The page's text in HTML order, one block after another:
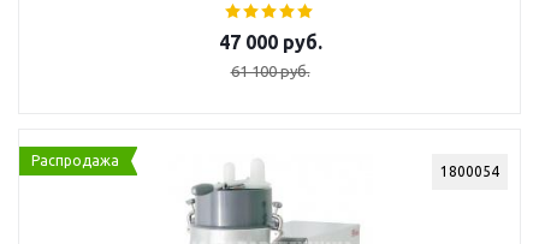
47 000 руб.
61 100 руб.
1800054
Распродажа